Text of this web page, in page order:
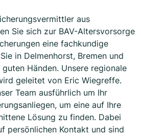
aus
Sie sich zur BAV-Altersvorsorge
eine fachkundige
in Delmenhorst, Bremen und
Händen. Unsere regionale
geleitet von Eric Wiegreffe.
Team ausführlich um Ihr
um eine auf Ihre
Lösung zu finden. Dabei
persönlichen Kontakt und sind